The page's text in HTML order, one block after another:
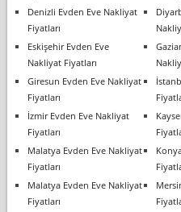
Denizli Evden Eve Nakliyat
Fiyatları
Eskişehir Evden Eve
Nakliyat Fiyatları
Giresun Evden Eve Nakliyat
Fiyatları
İzmir Evden Eve Nakliyat
Fiyatları
Malatya Evden Eve Nakliyat
Fiyatları
Malatya Evden Eve Nakliyat
Fiyatları